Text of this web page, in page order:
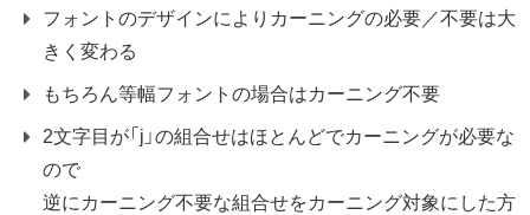
フォントのデザインによりカーニングの必要／不要は大
きく変わる
もちろん等幅フォントの場合はカーニング不要
2文字目が「j」の組合せはほとんどでカーニングが必要な
ので
逆にカーニング不要な組合せをカーニング対象にした方